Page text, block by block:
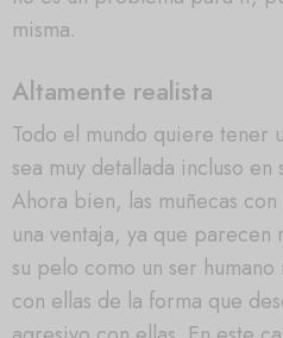
misma.
Altamente realista
Todo el mundo quiere tener
sea muy detallada incluso en
Ahora bien, las muñecas
una ventaja, ya que parecen
su pelo como un ser
con ellas de la forma que